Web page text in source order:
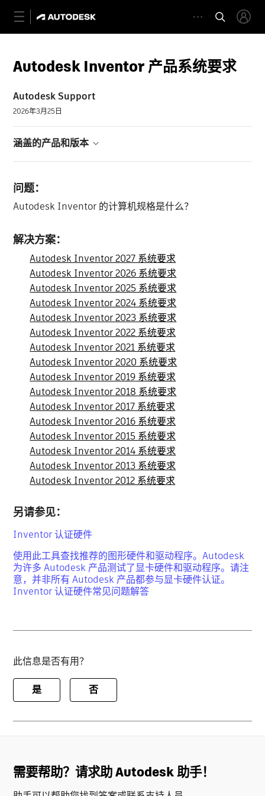
Autodesk Inventor 产品系统要求
Autodesk Support
2026年3月25日
涵盖的产品和版本
问题：
Autodesk Inventor 的计算机规格是什么？
解决方案：
Autodesk Inventor 2027 系统要求
Autodesk Inventor 2026 系统要求
Autodesk Inventor 2025 系统要求
Autodesk Inventor 2024 系统要求
Autodesk Inventor 2023 系统要求
Autodesk Inventor 2022 系统要求
Autodesk Inventor 2021 系统要求
Autodesk Inventor 2020 系统要求
Autodesk Inventor 2019 系统要求
Autodesk Inventor 2018 系统要求
Autodesk Inventor 2017 系统要求
Autodesk Inventor 2016 系统要求
Autodesk Inventor 2015 系统要求
Autodesk Inventor 2014 系统要求
Autodesk Inventor 2013 系统要求
Autodesk Inventor 2012 系统要求
另请参见：
Inventor 认证硬件
使用此工具查找推荐的图形硬件和驱动程序。Autodesk
为许多 Autodesk 产品测试了显卡硬件和驱动程序。请注
意，并非所有 Autodesk 产品都参与显卡硬件认证。
Inventor 认证硬件常见问题解答
此信息是否有用？
是 否
需要帮助？请求助 Autodesk 助手！